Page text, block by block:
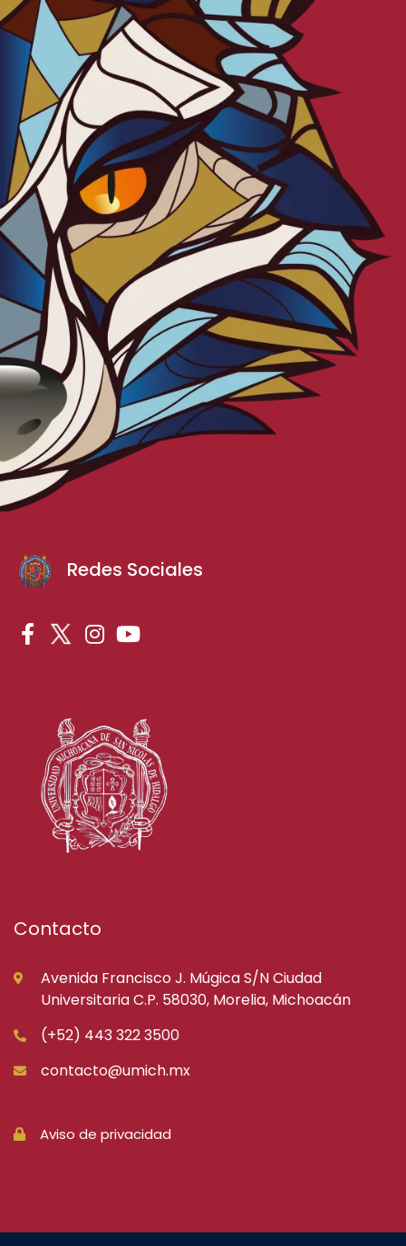
Redes Sociales
Contacto
Avenida Francisco J. Múgica S/N Ciudad
Universitaria C.P. 58030, Morelia, Michoacán
(+52) 443 322 3500
contacto@umich.mx
Aviso de privacidad